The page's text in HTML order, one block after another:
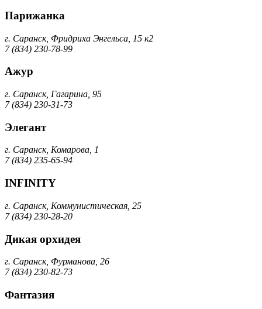
Парижанка
г. Саранск, Фридриха Энгельса, 15 к2
7 (834) 230-78-99
Ажур
г. Саранск, Гагарина, 95
7 (834) 230-31-73
Элегант
г. Саранск, Комарова, 1
7 (834) 235-65-94
INFINITY
г. Саранск, Коммунистическая, 25
7 (834) 230-28-20
Дикая орхидея
г. Саранск, Фурманова, 26
7 (834) 230-82-73
Фантазия